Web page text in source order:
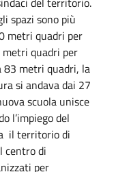
spazi sono più
metri quadri per
metri quadri per
83 metri quadri, la
si andava dai 27
scuola unisce
l’impiego del
il territorio di
centro di
per